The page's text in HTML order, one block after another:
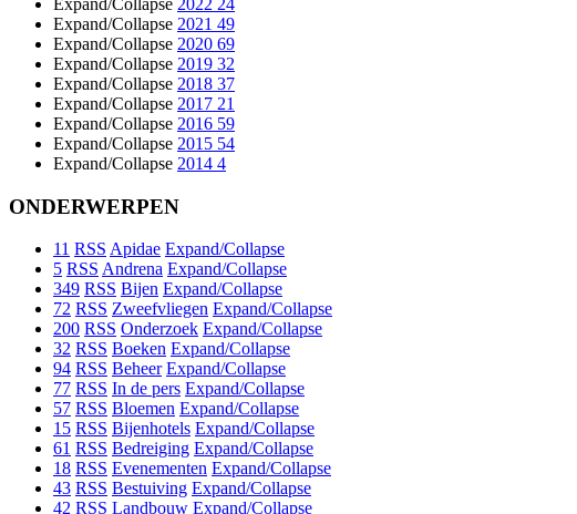
Expand/Collapse 2022 24
Expand/Collapse 2021 49
Expand/Collapse 2020 69
Expand/Collapse 2019 32
Expand/Collapse 2018 37
Expand/Collapse 2017 21
Expand/Collapse 2016 59
Expand/Collapse 2015 54
Expand/Collapse 2014 4
ONDERWERPEN
11 RSS Apidae Expand/Collapse
5 RSS Andrena Expand/Collapse
349 RSS Bijen Expand/Collapse
72 RSS Zweefvliegen Expand/Collapse
200 RSS Onderzoek Expand/Collapse
32 RSS Boeken Expand/Collapse
94 RSS Beheer Expand/Collapse
77 RSS In de pers Expand/Collapse
57 RSS Bloemen Expand/Collapse
15 RSS Bijenhotels Expand/Collapse
61 RSS Bedreiging Expand/Collapse
18 RSS Evenementen Expand/Collapse
43 RSS Bestuiving Expand/Collapse
42 RSS Landbouw Expand/Collapse